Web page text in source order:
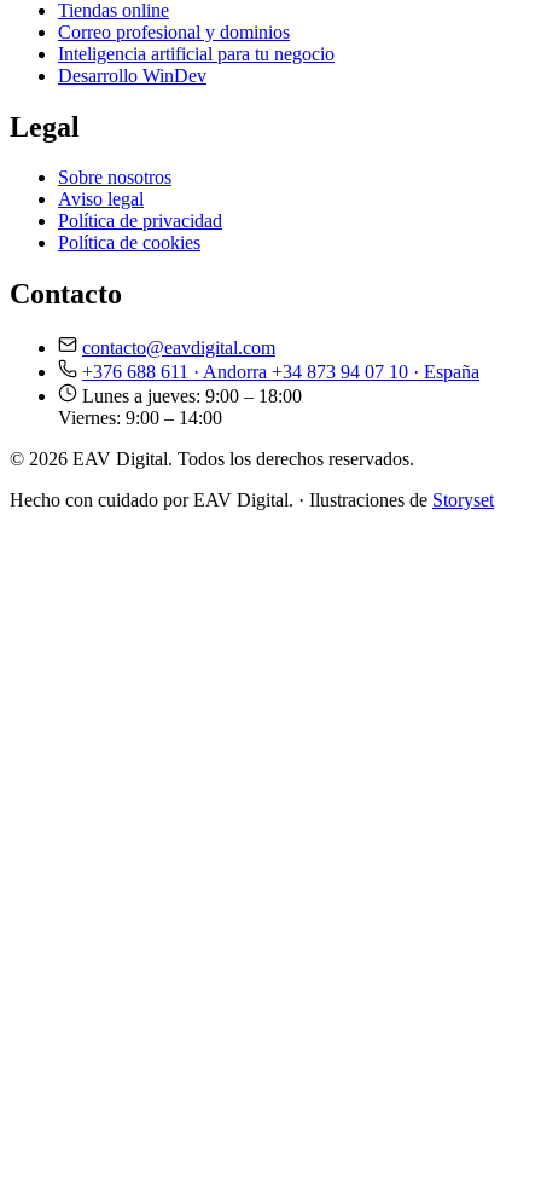
Tiendas online
Correo profesional y dominios
Inteligencia artificial para tu negocio
Desarrollo WinDev
Legal
Sobre nosotros
Aviso legal
Política de privacidad
Política de cookies
Contacto
contacto@eavdigital.com
+376 688 611 · Andorra +34 873 94 07 10 · España
Lunes a jueves: 9:00 – 18:00
Viernes: 9:00 – 14:00
© 2026 EAV Digital. Todos los derechos reservados.
Hecho con cuidado por EAV Digital. · Ilustraciones de Storyset